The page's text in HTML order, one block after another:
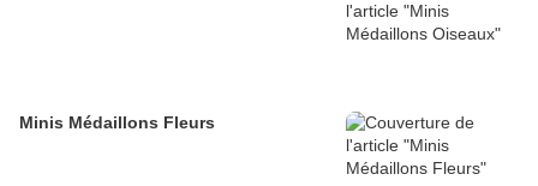
Minis Médaillons Fleurs